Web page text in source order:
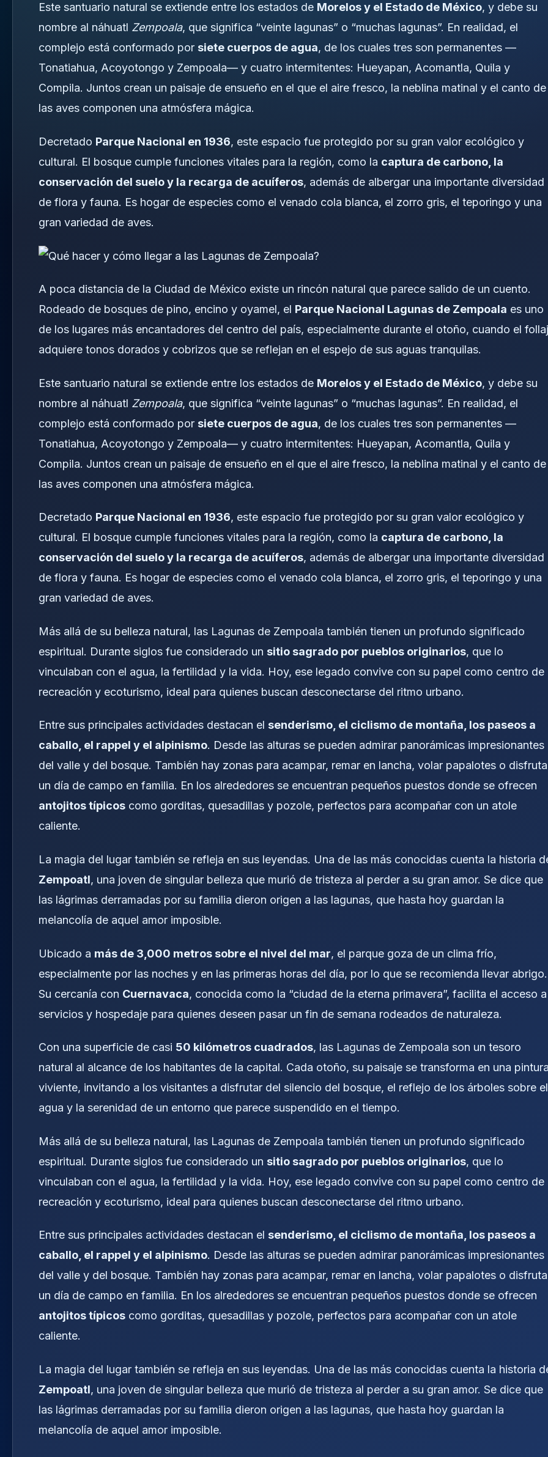
Este santuario natural se extiende entre los estados de Morelos y el Estado de México, y debe su
nombre al náhuatl Zempoala, que significa “veinte lagunas” o “muchas lagunas”. En realidad, el
complejo está conformado por siete cuerpos de agua, de los cuales tres son permanentes —
Tonatiahua, Acoyotongo y Zempoala— y cuatro intermitentes: Hueyapan, Acomantla, Quila y
Compila. Juntos crean un paisaje de ensueño en el que el aire fresco, la neblina matinal y el canto de
las aves componen una atmósfera mágica.
Decretado Parque Nacional en 1936, este espacio fue protegido por su gran valor ecológico y
cultural. El bosque cumple funciones vitales para la región, como la captura de carbono, la
conservación del suelo y la recarga de acuíferos, además de albergar una importante diversidad
de flora y fauna. Es hogar de especies como el venado cola blanca, el zorro gris, el teporingo y una
gran variedad de aves.
A poca distancia de la Ciudad de México existe un rincón natural que parece salido de un cuento.
Rodeado de bosques de pino, encino y oyamel, el Parque Nacional Lagunas de Zempoala es uno
de los lugares más encantadores del centro del país, especialmente durante el otoño, cuando el
adquiere tonos dorados y cobrizos que se reflejan en el espejo de sus aguas tranquilas.
Este santuario natural se extiende entre los estados de Morelos y el Estado de México, y debe su
nombre al náhuatl Zempoala, que significa “veinte lagunas” o “muchas lagunas”. En realidad, el
complejo está conformado por siete cuerpos de agua, de los cuales tres son permanentes —
Tonatiahua, Acoyotongo y Zempoala— y cuatro intermitentes: Hueyapan, Acomantla, Quila y
Compila. Juntos crean un paisaje de ensueño en el que el aire fresco, la neblina matinal y el canto de
las aves componen una atmósfera mágica.
Decretado Parque Nacional en 1936, este espacio fue protegido por su gran valor ecológico y
cultural. El bosque cumple funciones vitales para la región, como la captura de carbono, la
conservación del suelo y la recarga de acuíferos, además de albergar una importante diversidad
de flora y fauna. Es hogar de especies como el venado cola blanca, el zorro gris, el teporingo y una
gran variedad de aves.
Más allá de su belleza natural, las Lagunas de Zempoala también tienen un profundo significado
espiritual. Durante siglos fue considerado un sitio sagrado por pueblos originarios, que lo
vinculaban con el agua, la fertilidad y la vida. Hoy, ese legado convive con su papel como centro de
recreación y ecoturismo, ideal para quienes buscan desconectarse del ritmo urbano.
Entre sus principales actividades destacan el senderismo, el ciclismo de montaña, los paseos a
caballo, el rappel y el alpinismo. Desde las alturas se pueden admirar panorámicas impresionantes
del valle y del bosque. También hay zonas para acampar, remar en lancha, volar papalotes o
un día de campo en familia. En los alrededores se encuentran pequeños puestos donde se ofrecen
antojitos típicos como gorditas, quesadillas y pozole, perfectos para acompañar con un atole
caliente.
La magia del lugar también se refleja en sus leyendas. Una de las más conocidas cuenta la historia
Zempoatl, una joven de singular belleza que murió de tristeza al perder a su gran amor. Se dice que
las lágrimas derramadas por su familia dieron origen a las lagunas, que hasta hoy guardan la
melancolía de aquel amor imposible.
Ubicado a más de 3,000 metros sobre el nivel del mar, el parque goza de un clima frío,
especialmente por las noches y en las primeras horas del día, por lo que se recomienda llevar abrigo.
Su cercanía con Cuernavaca, conocida como la “ciudad de la eterna primavera”, facilita el acceso a
servicios y hospedaje para quienes deseen pasar un fin de semana rodeados de naturaleza.
Con una superficie de casi 50 kilómetros cuadrados, las Lagunas de Zempoala son un tesoro
natural al alcance de los habitantes de la capital. Cada otoño, su paisaje se transforma en una
viviente, invitando a los visitantes a disfrutar del silencio del bosque, el reflejo de los árboles sobre el
agua y la serenidad de un entorno que parece suspendido en el tiempo.
Más allá de su belleza natural, las Lagunas de Zempoala también tienen un profundo significado
espiritual. Durante siglos fue considerado un sitio sagrado por pueblos originarios, que lo
vinculaban con el agua, la fertilidad y la vida. Hoy, ese legado convive con su papel como centro de
recreación y ecoturismo, ideal para quienes buscan desconectarse del ritmo urbano.
Entre sus principales actividades destacan el senderismo, el ciclismo de montaña, los paseos a
caballo, el rappel y el alpinismo. Desde las alturas se pueden admirar panorámicas impresionantes
del valle y del bosque. También hay zonas para acampar, remar en lancha, volar papalotes o
un día de campo en familia. En los alrededores se encuentran pequeños puestos donde se ofrecen
antojitos típicos como gorditas, quesadillas y pozole, perfectos para acompañar con un atole
caliente.
La magia del lugar también se refleja en sus leyendas. Una de las más conocidas cuenta la historia
Zempoatl, una joven de singular belleza que murió de tristeza al perder a su gran amor. Se dice que
las lágrimas derramadas por su familia dieron origen a las lagunas, que hasta hoy guardan la
melancolía de aquel amor imposible.